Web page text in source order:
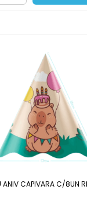
ANIV CAPIVARA C/8UN